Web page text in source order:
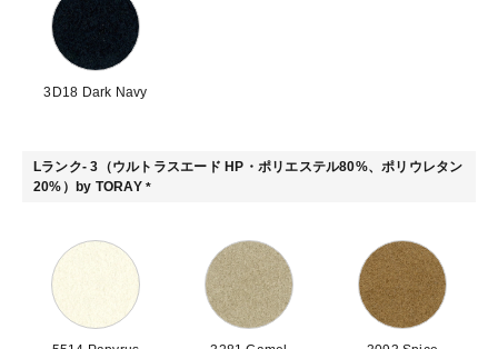
3D18 Dark Navy
Lランク- 3（ウルトラスエード HP・ポリエステル80%、ポリウレタン
20%）by TORAY